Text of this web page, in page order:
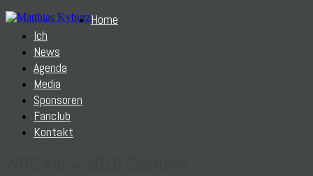
Home
Ich
News
Agenda
Media
Sponsoren
Fanclub
Kontakt